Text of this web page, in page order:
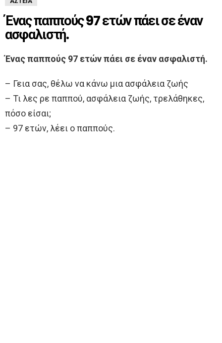
Ένας παππούς 97 ετών πάει σε έναν
ασφαλιστή.
Ένας παππούς 97 ετών πάει σε έναν ασφαλιστή.
– Γεια σας, θέλω να κάνω μια ασφάλεια ζωής
– Τι λες ρε παππού, ασφάλεια ζωής, τρελάθηκες,
πόσο είσαι;
– 97 ετών, λέει ο παππούς.